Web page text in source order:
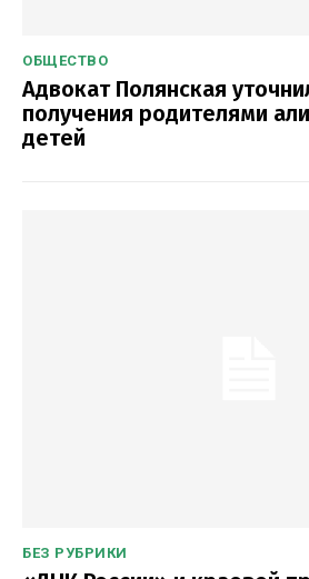
ОБЩЕСТВО
Адвокат Полянская
получения родителями
детей
БЕЗ РУБРИКИ